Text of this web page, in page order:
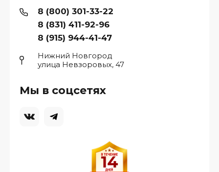
8 (800) 301-33-22
8 (831) 411-92-96
8 (915) 944-41-47
Нижний Новгород
улица Невзоровых, 47
Мы в соцсетях